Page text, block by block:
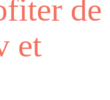
de
et